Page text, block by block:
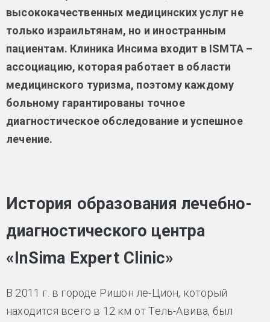
высококачественных медицинских услуг не
только израильтянам, но и иностранным
пациентам. Клиника Инсима входит в ISMTA –
ассоциацию, которая работает в области
медицинского туризма, поэтому каждому
больному гарантированы точное
диагностическое обследование и успешное
лечение.
История образования лечебно-
диагностического центра
«InSima Expert Clinic»
В 2011 г. в городе Ришон ле-Цион, который
находится всего в 12 км от Тель-Авива, был